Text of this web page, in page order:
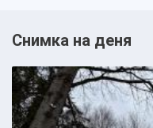
Снимка на деня